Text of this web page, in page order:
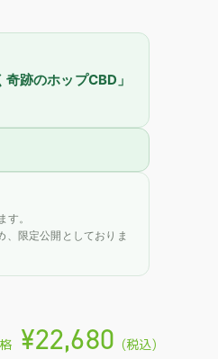
跡のホップCBD」
。
、限定公開としておりま
¥22,680 (税込)